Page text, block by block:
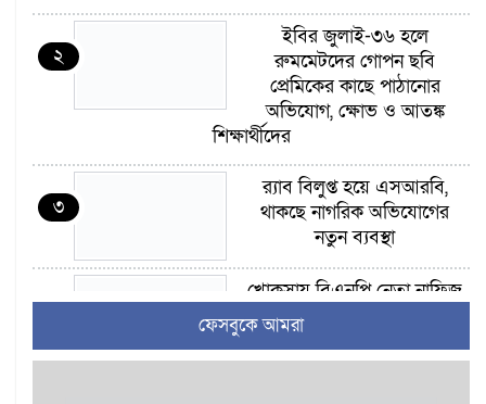
২
ইবির জুলাই-৩৬ হলে
রুমমেটদের গোপন ছবি
প্রেমিকের কাছে পাঠানোর
অভিযোগ, ক্ষোভ ও আতঙ্ক
শিক্ষার্থীদের
৩
র‍্যাব বিলুপ্ত হয়ে এসআরবি,
থাকছে নাগরিক অভিযোগের
নতুন ব্যবস্থা
৪
খোকসায় বিএনপি নেতা নাফিজ
আহমেদ রাজুর ওপর সশস্ত্র
হামলা, গুরুতর আহত
ফেসবুকে আমরা